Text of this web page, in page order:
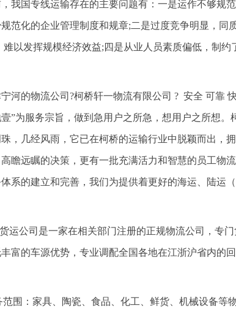
我国专线运输存在的主要问题有：一是运作不够规
范化的企业管理制度和规章;二是过度竞争明显，同
难以发挥规模经济效益;四是从业人员素质偏低，制约
河的物流公司?柯桥轩一物流有限公司 ? 安全 可靠
”为服务宗旨，做到急用户之所急，想用户之所想。
，几经风雨，它已在柯桥的运输行业中脱颖而出，
瞻远瞩的决策，更有一批充满活力和智慧的员工物
系的建立和完善，我们为提供着更好的海运、陆运
运公司是一家在相关部门注册的正规物流公司，专
富的车源优势，专业调配全国各地在江浙沪省内的
范围：家具、陶瓷、食品、化工、鲜货、机械设备等